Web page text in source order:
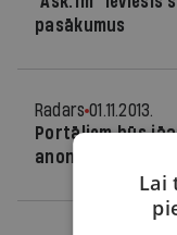
pasākumus
Radars 01.11.2013.
Portāliem būs
anonīmajiem
Lai